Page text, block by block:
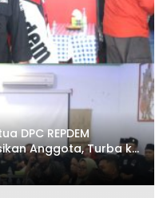
DPC REPDEM
Anggota, Turba ke
Apa Yang di